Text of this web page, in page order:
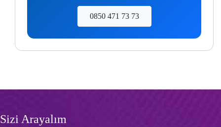
0850 471 73 73
Sizi Arayalım